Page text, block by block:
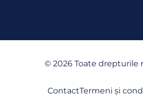
© 2026 Toate drepturile
ContactTermeni și